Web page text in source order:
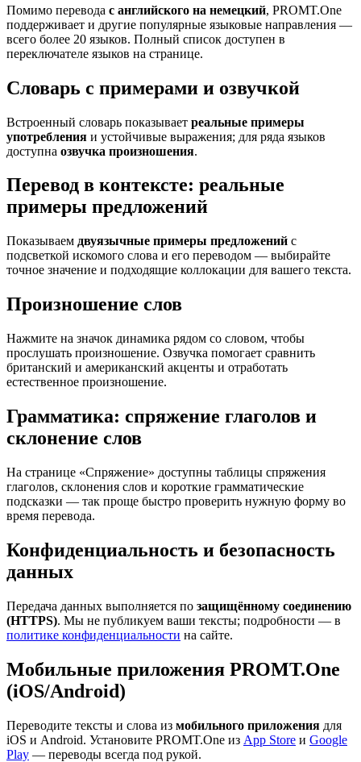
Помимо перевода с английского на немецкий, PROMT.One
поддерживает и другие популярные языковые направления —
всего более 20 языков. Полный список доступен в
переключателе языков на странице.
Словарь с примерами и озвучкой
Встроенный словарь показывает реальные примеры
употребления и устойчивые выражения; для ряда языков
доступна озвучка произношения.
Перевод в контексте: реальные
примеры предложений
Показываем двуязычные примеры предложений с
подсветкой искомого слова и его переводом — выбирайте
точное значение и подходящие коллокации для вашего текста.
Произношение слов
Нажмите на значок динамика рядом со словом, чтобы
прослушать произношение. Озвучка помогает сравнить
британский и американский акценты и отработать
естественное произношение.
Грамматика: спряжение глаголов и
склонение слов
На странице «Спряжение» доступны таблицы спряжения
глаголов, склонения слов и короткие грамматические
подсказки — так проще быстро проверить нужную форму во
время перевода.
Конфиденциальность и безопасность
данных
Передача данных выполняется по защищённому соединению
(HTTPS). Мы не публикуем ваши тексты; подробности — в
политике конфиденциальности на сайте.
Мобильные приложения PROMT.One
(iOS/Android)
Переводите тексты и слова из мобильного приложения для
iOS и Android. Установите PROMT.One из App Store и Google
Play — переводы всегда под рукой.